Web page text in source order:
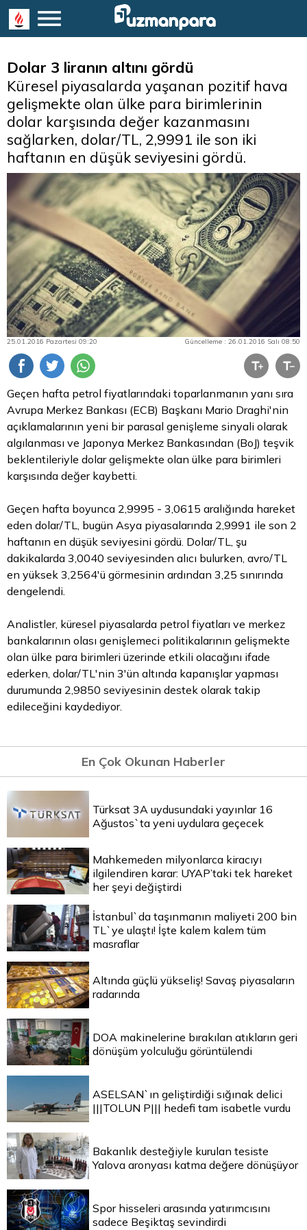
Dolar 3 liranın altını gördü
Küresel piyasalarda yaşanan pozitif hava
gelişmekte olan ülke para birimlerinin
dolar karşısında değer kazanmasını
sağlarken, dolar/TL, 2,9991 ile son iki
haftanın en düşük seviyesini gördü.
25.01.2016 Pazartesi 09:20 Güncelleme : 26.01.2016 Salı 08:50
Geçen hafta petrol fiyatlarındaki toparlanmanın yanı sıra
Avrupa Merkez Bankası (ECB) Başkanı Mario Draghi'nin
açıklamalarının yeni bir parasal genişleme sinyali olarak
algılanması ve Japonya Merkez Bankasından (BoJ) teşvik
beklentileriyle dolargelişmekte olan ülke para birimleri
karşısında değer kaybetti.
Geçen hafta boyunca 2,9995 - 3,0615 aralığında hareket
eden dolar/TL, bugün Asya piyasalarında 2,9991 ile son 2
haftanın en düşük seviyesini gördü. Dolar/TL, şu
dakikalarda 3,0040 seviyesinden alıcı bulurken, avro/TL
en yüksek 3,2564'ü görmesinin ardından 3,25 sınırında
dengelendi.
Analistler, küresel piyasalarda petrol fiyatları ve merkez
bankalarının olası genişlemeci politikalarının gelişmekte
olan ülke para birimleri üzerinde etkili olacağını ifade
ederken, dolar/TL'nin 3'ün altında kapanışlar yapması
durumunda 2,9850 seviyesinin destek olarak takip
edileceğini kaydediyor.
En Çok Okunan Haberler
Türksat 3A uydusundaki yayınlar 16
Ağustos`ta yeni uydulara geçecek
Mahkemeden milyonlarca kiracıyı
ilgilendiren karar: UYAP’taki tek hareket
her şeyi değiştirdi
İstanbul`da taşınmanın maliyeti 200 bin
TL`ye ulaştı! İşte kalem kalem tüm
masraflar
Altında güçlü yükseliş! Savaş piyasaların
radarında
DOA makinelerine bırakılan atıkların geri
dönüşüm yolculuğu görüntülendi
ASELSAN`ın geliştirdiği sığınak delici
|||TOLUN P||| hedefi tam isabetle vurdu
Bakanlık desteğiyle kurulan tesiste
Yalova aronyası katma değere dönüşüyor
Spor hisseleri arasında yatırımcısını
sadece Beşiktaş sevindirdi